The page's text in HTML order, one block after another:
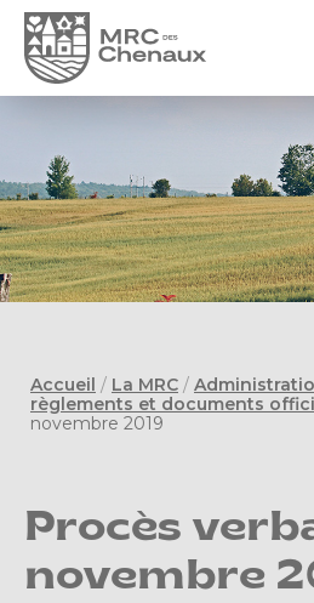
Accueil / La MRC /
règlements et documents
novembre 2019
Procès
novembre